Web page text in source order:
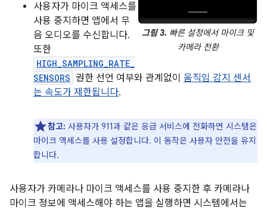
그림 3. 빠른 설정에서 마이크 및
카메라 전환
사용자가 마이크 액세스를
사용 중지하면 앱에서 무
음 오디오를 수신합니다.
또한
HIGH_SAMPLING_RATE_
SENSORS 권한 선언 여부와 관계없이 움직임 감지 센서
는 속도가 제한됩니다.
참고: 사용자가 911과 같은 응급 서비스에 전화하면 시스템은
마이크 액세스를 사용 설정합니다. 이 동작은 사용자 안전을 유지
합니다.
사용자가 카메라나 마이크 액세스를 사용 중지한 후 카메라나
마이크 정보에 액세스해야 하는 앱을 실행하면 시스템에서는